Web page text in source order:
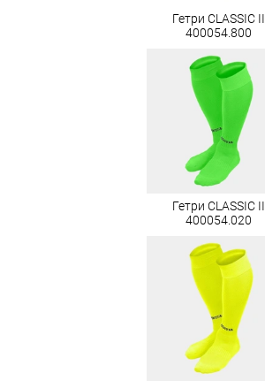
Гетри CLASSIC II
400054.800
Гетри CLASSIC II
400054.020